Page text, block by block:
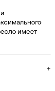
имеет
+